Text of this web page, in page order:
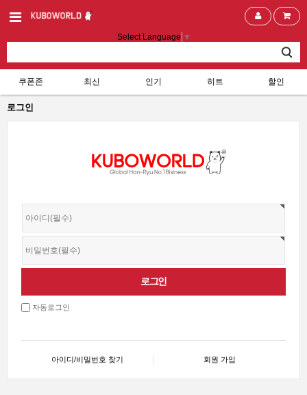
Select Language ▼
쿠폰존 최신 인기 히트 할인
로그인
자동로그인
아이디/비밀번호 찾기 회원 가입